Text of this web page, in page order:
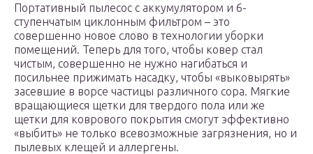
Портативный пылесос с аккумулятором и 6-
ступенчатым циклонным фильтром – это
совершенно новое слово в технологии уборки
помещений. Теперь для того, чтобы ковер стал
чистым, совершенно не нужно нагибаться и
посильнее прижимать насадку, чтобы «выковырять»
засевшие в ворсе частицы различного сора. Мягкие
вращающиеся щетки для твердого пола или же
щетки для коврового покрытия смогут эффективно
«выбить» не только всевозможные загрязнения, но и
пылевых клещей и аллергены.